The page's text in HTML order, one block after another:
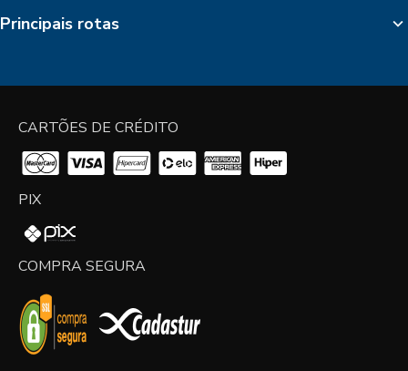
Principais rotas
CARTÕES DE CRÉDITO
PIX
COMPRA SEGURA